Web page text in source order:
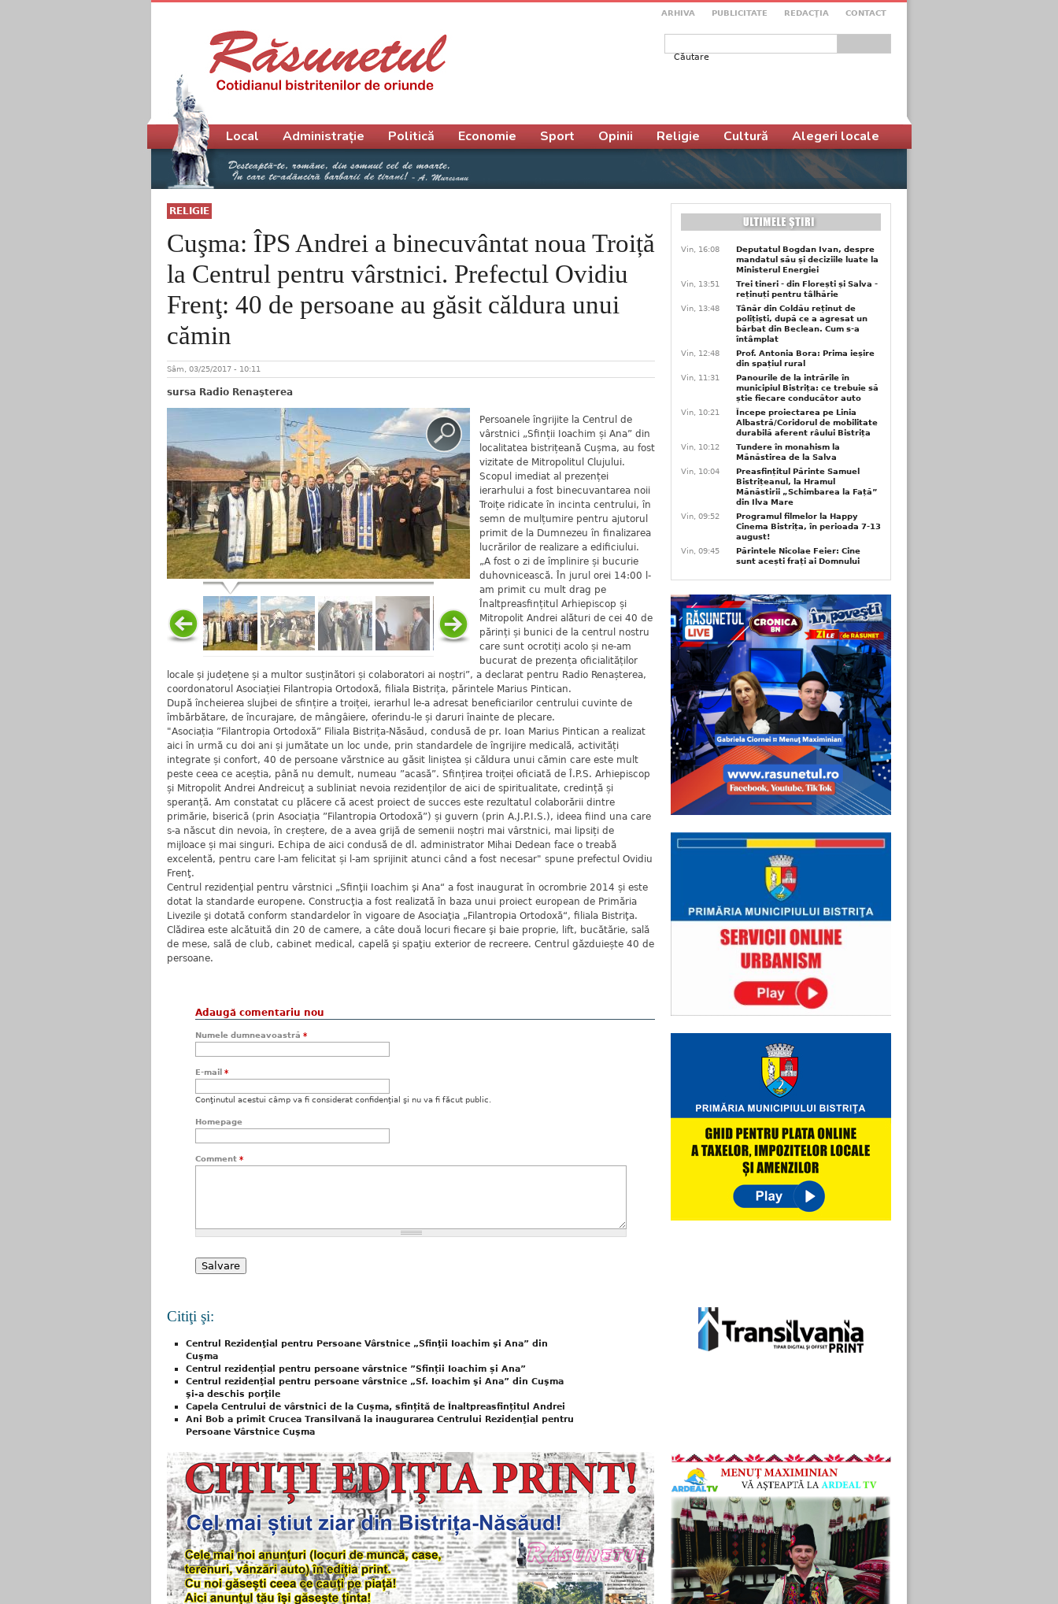
ARHIVA PUBLICITATE REDACŢIA CONTACT
Formular de căutare
RELIGIE
Cuşma: ÎPS Andrei a binecuvântat noua Troiță
la Centrul pentru vârstnici. Prefectul Ovidiu
Frenţ: 40 de persoane au găsit căldura unui
cămin
Sâm, 03/25/2017 - 10:11
sursa Radio Renaşterea
Persoanele îngrijite la Centrul de
vârstnici „Sfinții Ioachim și Ana” din
localitatea bistrițeană Cușma, au fost
vizitate de Mitropolitul Clujului.
Scopul imediat al prezenței
ierarhului a fost binecuvantarea noii
Troițe ridicate în incinta centrului, în
semn de mulțumire pentru ajutorul
primit de la Dumnezeu în finalizarea
lucrărilor de realizare a edificiului.
„A fost o zi de împlinire și bucurie
duhovnicească. În jurul orei 14:00 l-
am primit cu mult drag pe
Înaltpreasfințitul Arhiepiscop și
Mitropolit Andrei alături de cei 40 de
părinți și bunici de la centrul nostru
care sunt ocrotiți acolo și ne-am
bucurat de prezența oficialităților
locale și județene și a multor susținători și colaboratori ai noștri”, a declarat pentru Radio Renașterea,
coordonatorul Asociației Filantropia Ortodoxă, filiala Bistrița, părintele Marius Pintican.
După încheierea slujbei de sfințire a troiței, ierarhul le-a adresat beneficiarilor centrului cuvinte de
îmbărbătare, de încurajare, de mângâiere, oferindu-le și daruri înainte de plecare.
"Asociația ”Filantropia Ortodoxă” Filiala Bistrița-Năsăud, condusă de pr. Ioan Marius Pintican a realizat
aici în urmă cu doi ani și jumătate un loc unde, prin standardele de îngrijire medicală, activități
integrate și confort, 40 de persoane vărstnice au găsit liniștea și căldura unui cămin care este mult
peste ceea ce aceștia, până nu demult, numeau ”acasă”. Sfințirea troiței oficiată de Î.P.S. Arhiepiscop
și Mitropolit Andrei Andreicuț a subliniat nevoia rezidenților de aici de spiritualitate, credință și
speranță. Am constatat cu plăcere că acest proiect de succes este rezultatul colaborării dintre
primărie, biserică (prin Asociația ”Filantropia Ortodoxă”) și guvern (prin A.J.P.I.S.), ideea fiind una care
s-a născut din nevoia, în creștere, de a avea grijă de semenii noștri mai vârstnici, mai lipsiți de
mijloace și mai singuri. Echipa de aici condusă de dl. administrator Mihai Dedean face o treabă
excelentă, pentru care l-am felicitat și l-am sprijinit atunci când a fost necesar" spune prefectul Ovidiu
Frenţ.
Centrul rezidenţial pentru vârstnici „Sfinţii Ioachim şi Ana“ a fost inaugurat în ocrombrie 2014 și este
dotat la standarde europene. Construcţia a fost realizată în baza unui proiect european de Primăria
Livezile şi dotată conform standardelor în vigoare de Asociaţia „Filantropia Ortodoxă“, filiala Bistriţa.
Clădirea este alcătuită din 20 de camere, a câte două locuri fiecare şi baie proprie, lift, bucătărie, sală
de mese, sală de club, cabinet medical, capelă şi spaţiu exterior de recreere. Centrul găzduiește 40 de
persoane.
Adaugă comentariu nou
Numele dumneavoastră *
E-mail *
Conţinutul acestui câmp va fi considerat confidenţial şi nu va fi făcut public.
Homepage
Comment *
Citiţi şi:
Centrul Rezidenţial pentru Persoane Vârstnice „Sfinţii Ioachim şi Ana” din
Cuşma
Centrul rezidențial pentru persoane vârstnice ”Sfinții Ioachim și Ana”
Centrul rezidenţial pentru persoane vârstnice „Sf. Ioachim şi Ana” din Cuşma
şi-a deschis porţile
Capela Centrului de vârstnici de la Cușma, sfințită de Înaltpreasfințitul Andrei
Ani Bob a primit Crucea Transilvană la inaugurarea Centrului Rezidenţial pentru
Persoane Vârstnice Cuşma
Meniu principal
Local Administrație Politică Economie Sport Opinii Religie Cultură Alegeri locale
Vin, 16:08
Deputatul Bogdan Ivan, despre
mandatul său și deciziile luate la
Ministerul Energiei
Vin, 13:51
Trei tineri - din Florești și Salva -
reținuți pentru tâlhărie
Vin, 13:48
Tânăr din Coldău reținut de
polițiști, după ce a agresat un
bărbat din Beclean. Cum s-a
întâmplat
Vin, 12:48
Prof. Antonia Bora: Prima ieșire
din spațiul rural
Vin, 11:31
Panourile de la intrările în
municipiul Bistrița: ce trebuie să
știe fiecare conducător auto
Vin, 10:21
Începe proiectarea pe Linia
Albastră/Coridorul de mobilitate
durabilă aferent râului Bistrița
Vin, 10:12
Tundere în monahism la
Mănăstirea de la Salva
Vin, 10:04
Preasfințitul Părinte Samuel
Bistrițeanul, la Hramul
Mănăstirii „Schimbarea la Față”
din Ilva Mare
Vin, 09:52
Programul filmelor la Happy
Cinema Bistrița, în perioada 7-13
august!
Vin, 09:45
Părintele Nicolae Feier: Cine
sunt acești frați ai Domnului